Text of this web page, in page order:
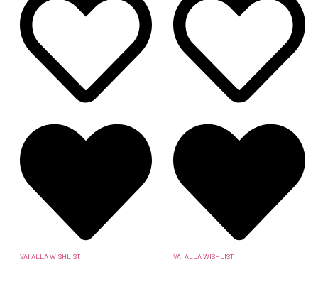
VAI ALLA WISHLIST VAI ALLA WISHLIST